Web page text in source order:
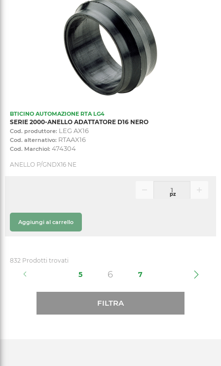
BTICINO AUTOMAZIONE RTA LG4
SERIE 2000-ANELLO ADATTATORE D16 NERO
Cod. produttore: LEG AX16
Cod. alternativo: RTAAX16
Cod. Marchiol: 474304
ANELLO P/GNDX16 NE
pz
Aggiungi al carrello
832 Prodotti trovati
5 6(current)
7
FILTRA